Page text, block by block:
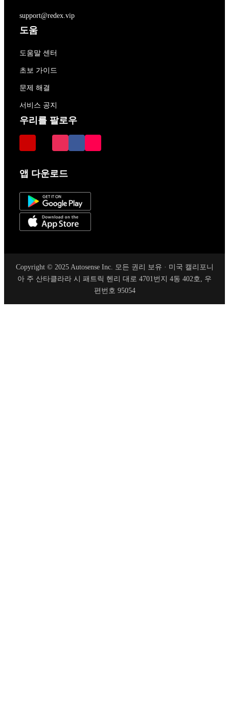
support@redex.vip
도움
도움말 센터
초보 가이드
문제 해결
서비스 공지
우리를 팔로우
앱 다운로드
Copyright © 2025 Autosense Inc. 모든 권리 보유 · 미국 캘리포니
아 주 산타클라라 시 패트릭 헨리 대로 4701번지 4동 402호, 우
편번호 95054